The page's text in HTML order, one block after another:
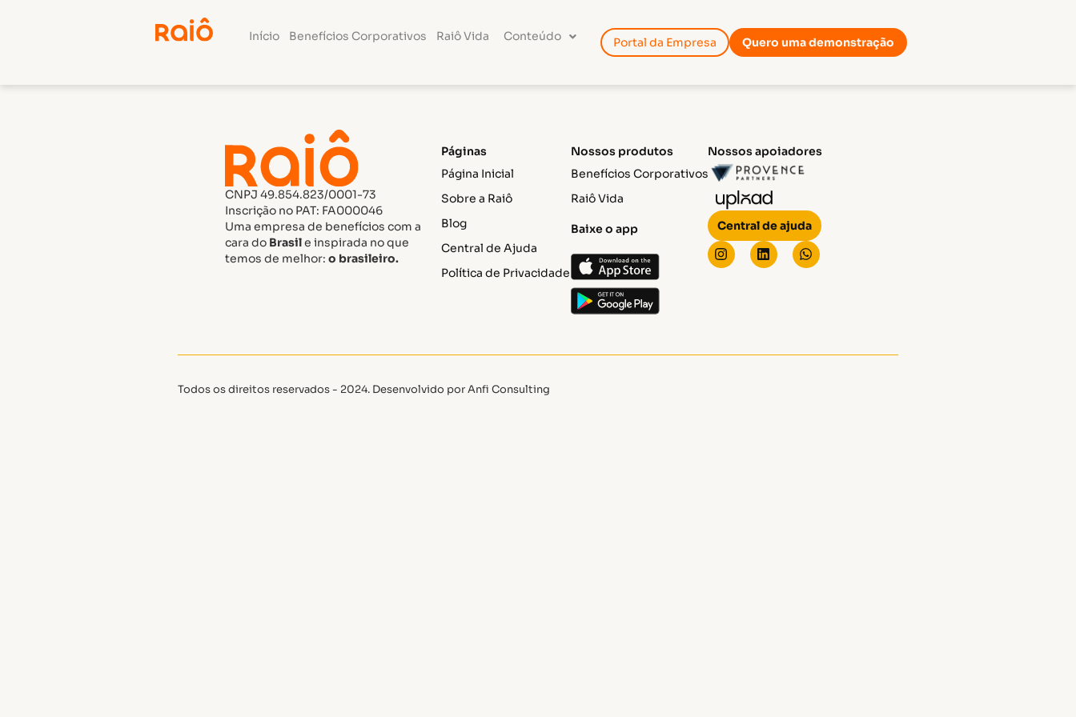
Início Benefícios Corporativos Raiô Vida Conteúdo Portal da Empresa Quero uma demonstração
Erika Naves
CNPJ 49.854.823/0001-73
Inscrição no PAT: FA000046
Uma empresa de benefícios com a
cara do Brasile inspirada no que
temos de melhor: o brasileiro.
Páginas
Página Inicial
Sobre a Raiô
Blog
Central de Ajuda
Política de Privacidade
Nossos produtos
Benefícios Corporativos
Raiô Vida
Baixe o app
Nossos apoiadores
Central de ajuda
Todos os direitos reservados - 2024. Desenvolvido porAnfi Consulting